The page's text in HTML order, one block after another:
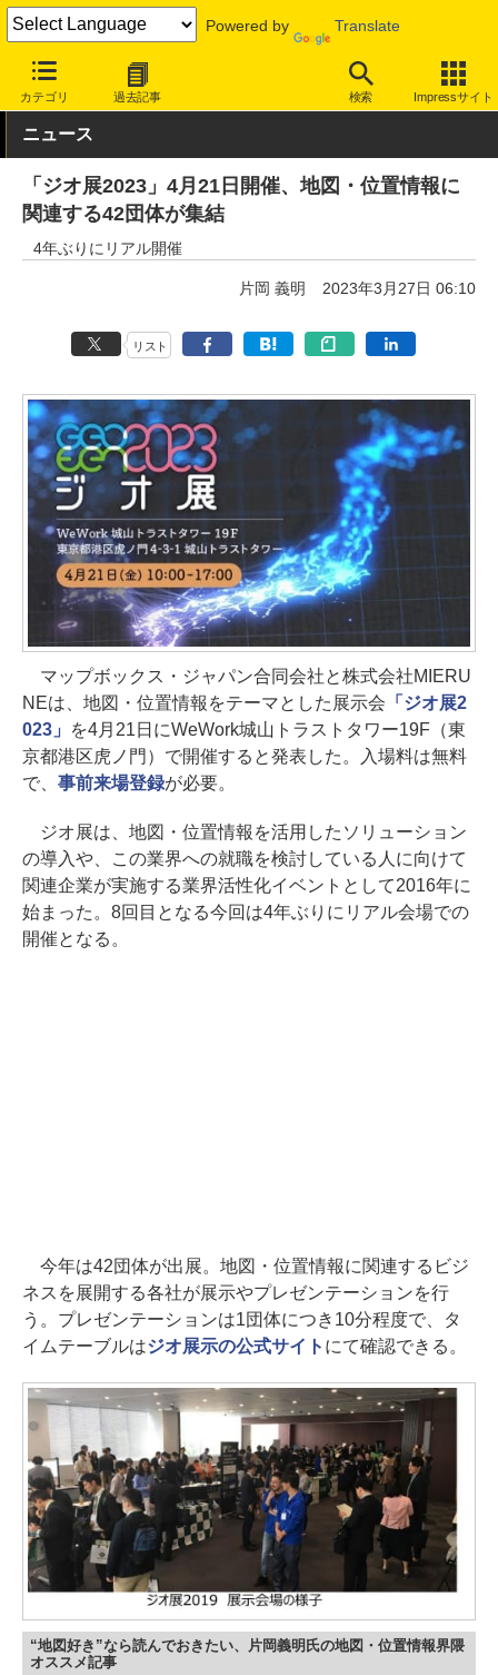
Powered by Translate
カテゴリ 過去記事 検索 Impressサイト
INTERNET Watch トピック
ニュース
「ジオ展2023」4月21日開催、地図・位置情報に
関連する42団体が集結
4年ぶりにリアル開催
片岡 義明 2023年3月27日 06:10
リスト
マップボックス・ジャパン合同会社と株式会社MIERU
NEは、地図・位置情報をテーマとした展示会 「ジオ展2
023」
を4月21日にWeWork城山トラストタワー19F（東
京都港区虎ノ門）で開催すると発表した。入場料は無料
で、 事前来場登録が必要。
ジオ展は、地図・位置情報を活用したソリューション
の導入や、この業界への就職を検討している人に向けて
関連企業が実施する業界活性化イベントとして2016年に
始まった。8回目となる今回は4年ぶりにリアル会場での
開催となる。
今年は42団体が出展。地図・位置情報に関連するビジ
ネスを展開する各社が展示やプレゼンテーションを行
う。プレゼンテーションは1団体につき10分程度で、タ
イムテーブルはジオ展示の公式サイト にて確認できる。
“地図好き”なら読んでおきたい、片岡義明氏の地図・位置情報界隈
オススメ記事